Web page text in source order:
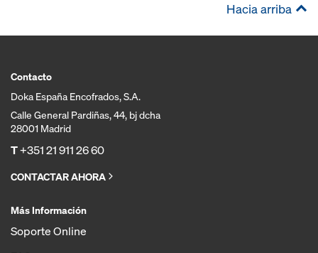
Hacia arriba
Contacto
Doka España Encofrados, S.A.
Calle General Pardiñas, 44, bj dcha
28001 Madrid
T+351 21 911 26 60
CONTACTAR AHORA
Más Información
Soporte Online